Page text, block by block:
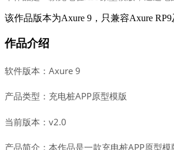
该作品版本为Axure 9，只兼容Axure
作品介绍
软件版本：Axure 9
产品类型：充电桩APP原型模版
当前版本：v2.0
产品简介：本作品是一款充电桩APP原型